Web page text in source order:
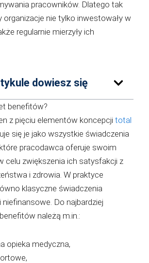
pracowników. Dlatego tak
organizacje nie tylko inwestowały w
regularnie mierzyły ich
dowiesz się
benefitów?
z pięciu elementów koncepcjitotal
się je jako wszystkie świadczenia
pracodawca oferuje swoim
celu zwiększenia ich satysfakcji z
i zdrowia. W praktyce
klasyczne świadczenia
niefinansowe. Do najbardziej
należą m.in.:
opieka medyczna,